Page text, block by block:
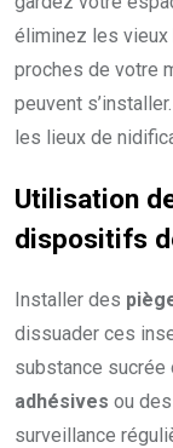
éliminez les
proches de votre
peuvent
les lieux de
Utilisation
dispositifs
Installer des
dissuader ces
substance sucrée
adhésives ou des
surveillance